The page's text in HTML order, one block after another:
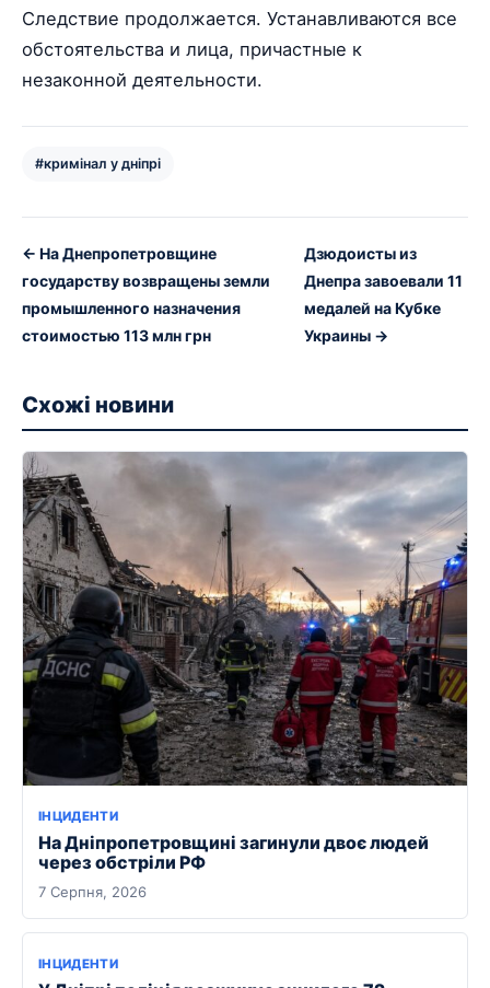
Следствие продолжается. Устанавливаются все
обстоятельства и лица, причастные к
незаконной деятельности.
#кримінал у дніпрі
← На Днепропетровщине
государству возвращены земли
промышленного назначения
стоимостью 113 млн грн
Дзюдоисты из
Днепра завоевали 11
медалей на Кубке
Украины →
Схожі новини
ІНЦИДЕНТИ
На Дніпропетровщині загинули двоє людей
через обстріли РФ
7 Серпня, 2026
ІНЦИДЕНТИ